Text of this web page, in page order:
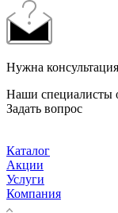
Нужна
Наши специалисты
Задать вопрос
Каталог
Акции
Услуги
Компания